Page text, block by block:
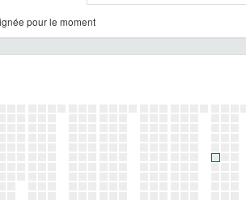
pour le moment